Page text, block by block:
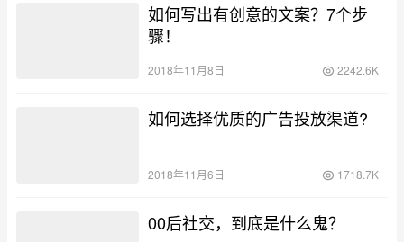
如何写出有创意的文案？7个步
骤！
2018年11月8日 2242.6K
如何选择优质的广告投放渠道?
2018年11月6日 1718.7K
00后社交，到底是什么鬼？